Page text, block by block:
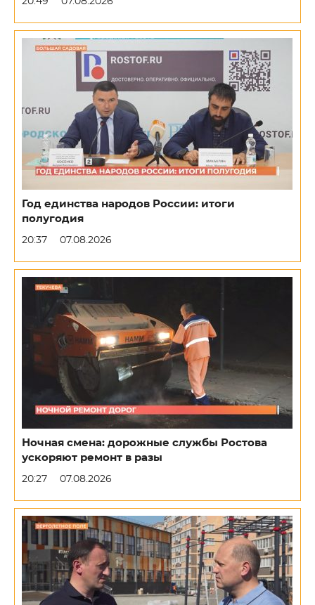
Год единства народов России: итоги
полугодия
20:37 07.08.2026
Ночная смена: дорожные службы Ростова
ускоряют ремонт в разы
20:27 07.08.2026